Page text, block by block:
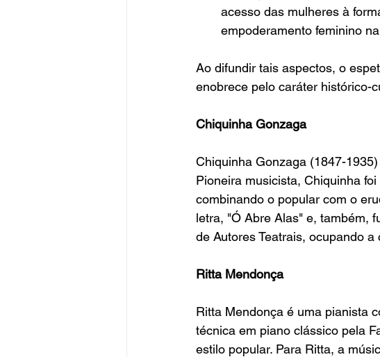
acesso das mulheres à
empoderamento feminino
Ao difundir tais aspectos, o
enobrece pelo caráter histórico-
Chiquinha Gonzaga
Chiquinha Gonzaga (1847-
Pioneira musicista, Chiquinha
combinando o popular com o
letra, "Ó Abre Alas" e, também,
de Autores Teatrais, ocupando a
Ritta Mendonça
Ritta Mendonça é uma pianista
técnica em piano clássico pela
estilo popular. Para Ritta, a